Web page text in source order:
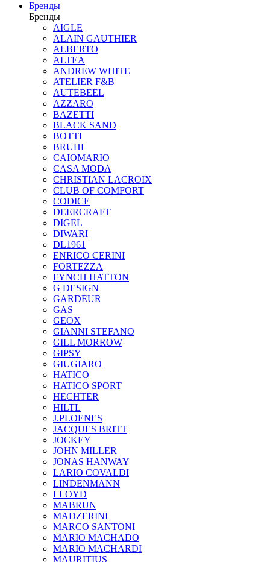
Бренды
Бренды
AIGLE
ALAIN GAUTHIER
ALBERTO
ALTEA
ANDREW WHITE
ATELIER F&B
AUTEBEEL
AZZARO
BAZETTI
BLACK SAND
BOTTI
BRUHL
CAIOMARIO
CASA MODA
CHRISTIAN LACROIX
CLUB OF COMFORT
CODICE
DEERCRAFT
DIGEL
DIWARI
DL1961
ENRICO CERINI
FORTEZZA
FYNCH HATTON
G DESIGN
GARDEUR
GAS
GEOX
GIANNI STEFANO
GILL MORROW
GIPSY
GIUGIARO
HATICO
HATICO SPORT
HECHTER
HILTL
J.PLOENES
JAСQUES BRITT
JOCKEY
JOHN MILLER
JONAS HANWAY
LARIO COVALDI
LINDENMANN
LLOYD
MABRUN
MADZERINI
MARCO SANTONI
MARIO MACHADO
MARIO MACHARDI
MAURITIUS